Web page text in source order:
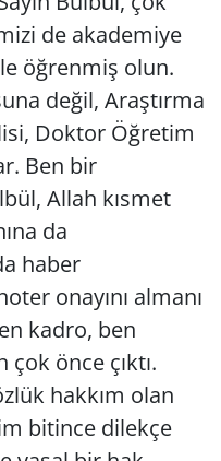
de akademiye
öğrenmiş olun.
değil, Araştırma
Doktor Öğretim
Ben bir
Allah kısmet
da
haber
onayını almanı
kadro, ben
önce çıktı.
hakkım olan
bitince dilekçe